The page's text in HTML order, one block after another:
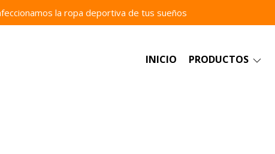
la ropa deportiva de tus sueños
INICIO PRODUCTOS